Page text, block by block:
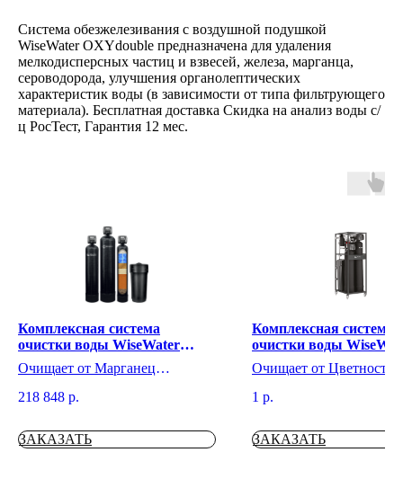
Система обезжелезивания с воздушной подушкой
WiseWater OXYdouble предназначена для удаления
мелкодисперсных частиц и взвесей, железа, марганца,
сероводорода, улучшения органолептических
характеристик воды (в зависимости от типа фильтрующего
материала). Бесплатная доставка Скидка на анализ воды с/
ц РосТест, Гарантия 12 мес.
Комплексная система
очистки воды WiseWater
VKXO
Очищает от Марганец
Механические примеси
Органические соединения
Запаха сероводорода
218 848 р.
ЗАКАЗАТЬ
Комплексная система
очистки воды
Очищает от Цветность
вещества Бактерии
сероводорода
1 р.
ЗАКАЗАТЬ